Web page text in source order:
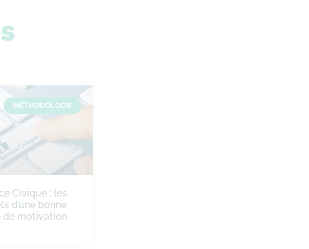
MÉTHODOLOGIE
Civique : les
d’une bonne
de motivation